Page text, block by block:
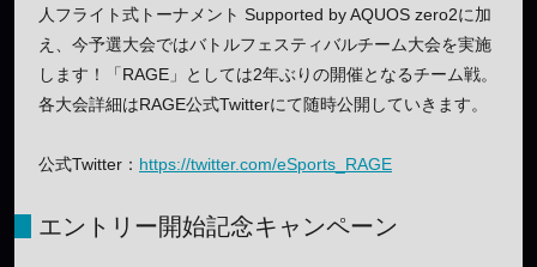
人フライト式トーナメント Supported by AQUOS zero2に加
え、今予選大会ではバトルフェスティバルチーム大会を実施
します！「RAGE」としては2年ぶりの開催となるチーム戦。
各大会詳細はRAGE公式Twitterにて随時公開していきます。
公式Twitter： https://twitter.com/eSports_RAGE
エントリー開始記念キャンペーン